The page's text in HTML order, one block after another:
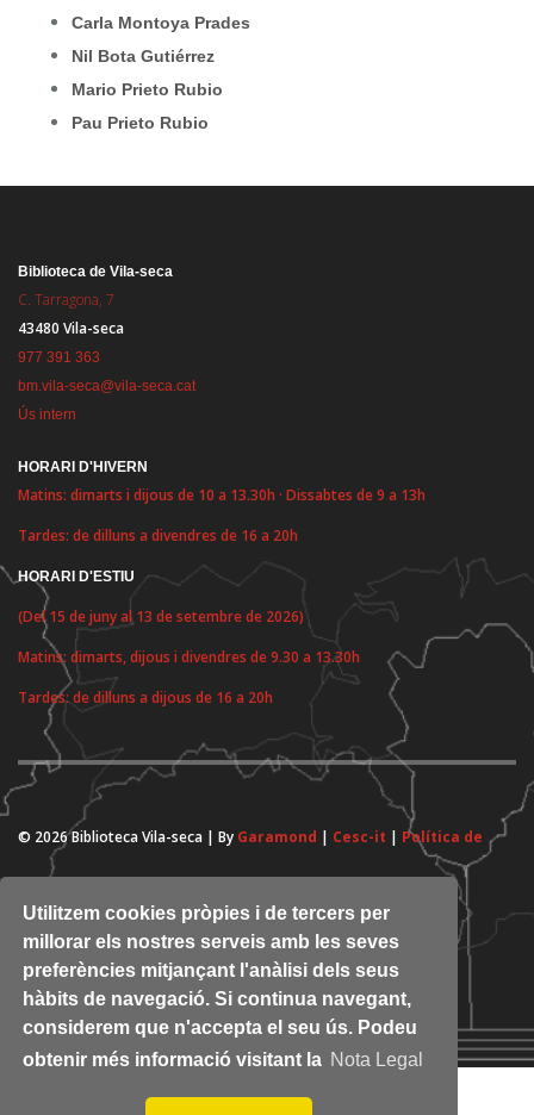
Utilitzem cookies pròpies i de tercers per
millorar els nostres serveis amb les seves
preferències mitjançant l'anàlisi dels seus
hàbits de navegació. Si continua navegant,
considerem que n'accepta el seu ús. Podeu
obtenir més informació visitant la Nota Legal
Carla Montoya Prades
Nil Bota Gutiérrez
Mario Prieto Rubio
Pau Prieto Rubio
Biblioteca de Vila-seca
C. Tarragona, 7
43480 Vila-seca
977 391 363
bm.vila-seca@vila-seca.cat
Ús intern
HORARI D'HIVERN
Matins: dimarts i dijous de 10 a 13.30h · Dissabtes de 9 a 13h
Tardes: de dilluns a divendres de 16 a 20h
HORARI D'ESTIU
(Del 15 de juny al 13 de setembre de 2026)
Matins: dimarts, dijous i divendres de 9.30 a 13.30h
Tardes: de dilluns a dijous de 16 a 20h
© 2026 Biblioteca Vila-seca | By Garamond | Cesc-it | Política de